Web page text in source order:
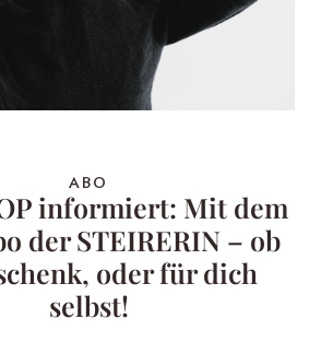
ABO
informiert: Mit dem
der STEIRERIN – ob
oder für dich
selbst!